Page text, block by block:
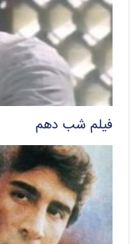
فیلم شب دهم